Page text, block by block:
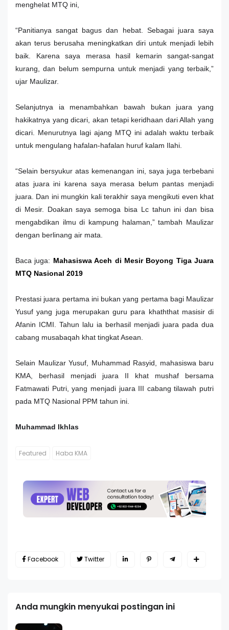
menghelat MTQ ini,
“Panitianya sangat bagus dan hebat. Sebagai juara saya
akan terus berusaha meningkatkan diri untuk menjadi lebih
baik. Karena saya merasa hasil kemarin sangat-sangat
kurang, dan belum sempurna untuk menjadi yang terbaik,”
ujar Maulizar.
Selanjutnya ia menambahkan bawah bukan juara yang
hakikatnya yang dicari, akan tetapi keridhaan dari Allah yang
dicari. Menurutnya lagi ajang MTQ ini adalah waktu terbaik
untuk mengulang hafalan-hafalan huruf kalam Ilahi.
“Selain bersyukur atas kemenangan ini, saya juga terbebani
atas juara ini karena saya merasa belum pantas menjadi
juara. Dan ini mungkin kali terakhir saya mengikuti even khat
di Mesir. Doakan saya semoga bisa Lc tahun ini dan bisa
mengabdikan ilmu di kampung halaman,” tambah Maulizar
dengan berlinang air mata.
Baca juga: Mahasiswa Aceh di Mesir Boyong Tiga Juara
MTQ Nasional 2019
Prestasi juara pertama ini bukan yang pertama bagi Maulizar
Yusuf yang juga merupakan guru para khaththat masisir di
Afanin ICMI. Tahun lalu ia berhasil menjadi juara pada dua
cabang musabaqah khat tingkat Asean.
Selain Maulizar Yusuf, Muhammad Rasyid, mahasiswa baru
KMA, berhasil menjadi juara II khat mushaf bersama
Fatmawati Putri, yang menjadi juara III cabang tilawah putri
pada MTQ Nasional PPM tahun ini.
Muhammad Ikhlas
Featured Haba KMA
Facebook Twitter
Anda mungkin menyukai postingan ini